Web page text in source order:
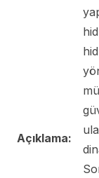
Açıklama: